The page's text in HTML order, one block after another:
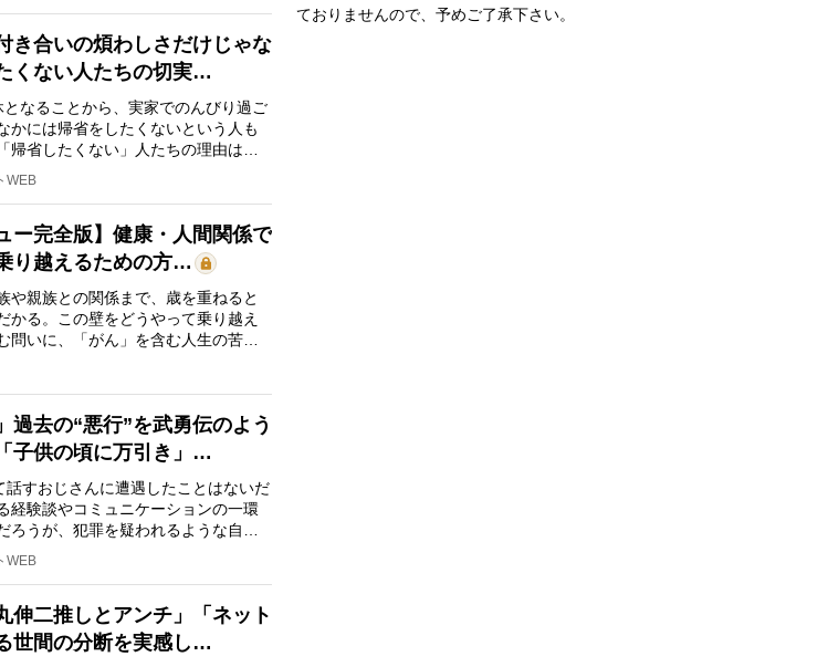
き合いの煩わしさだけじゃな
くない人たちの切実…
なることから、実家でのんびり過ご
かには帰省をしたくないという人も
省したくない」人たちの理由は、
WEB
ー完全版】健康・人間関係で
り越えるための方…
親族との関係まで、歳を重ねると
かる。この壁をどうやって乗り越え
いに、「がん」を含む人生の苦楽
過去の“悪行”を武勇伝のよう
子供の頃に万引き」…
すおじさんに遭遇したことはないだ
経験談やコミュニケーションの一環
ろうが、犯罪を疑われるような自慢
WEB
伸二推しとアンチ」「ネット
世間の分断を実感し…
ておりませんので、予めご了承下さい。